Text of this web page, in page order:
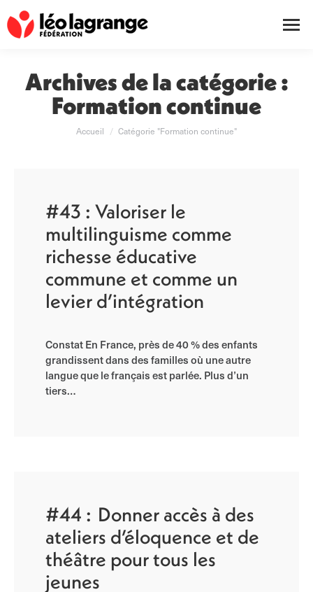
Archives de la catégorie :
Formation continue
Vous êtes ici :
Accueil Catégorie "Formation continue"
#43 : Valoriser le
multilinguisme comme
richesse éducative
commune et comme un
levier d’intégration
Constat En France, près de 40 % des enfants
grandissent dans des familles où une autre
langue que le français est parlée. Plus d’un
tiers…
#44 : Donner accès à des
ateliers d’éloquence et de
théâtre pour tous les
jeunes